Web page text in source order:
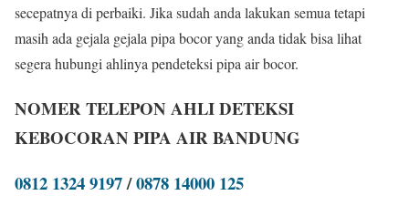
secepatnya di perbaiki. Jika sudah anda lakukan semua tetapi
masih ada gejala gejala pipa bocor yang anda tidak bisa lihat
segera hubungi ahlinya pendeteksi pipa air bocor.
NOMER TELEPON AHLI DETEKSI
KEBOCORAN PIPA AIR BANDUNG
0812 1324 9197/0878 14000 125